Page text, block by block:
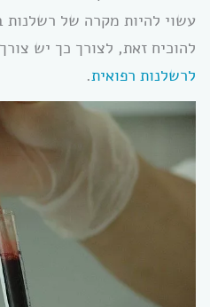
עשוי להיות מקרה של רשלנות
להוכיח זאת, לצורך כך יש
לרשלנות רפואית.